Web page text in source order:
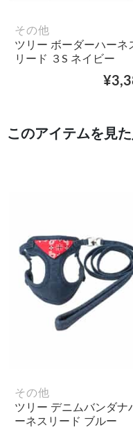
その他
ツリー ボーダーハーネ
リード ３S ネイビー
このアイテムを見
その他
ツリー デニムバンダナ
ーネスリード ブルー